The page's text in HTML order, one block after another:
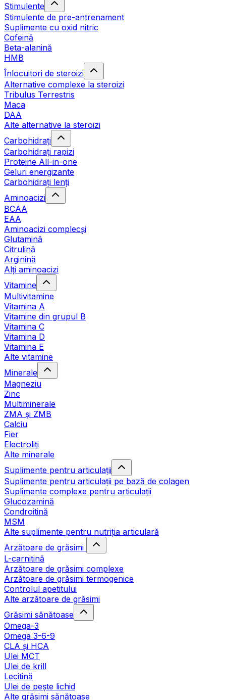
Stimulente
Stimulente de pre-antrenament
Suplimente cu oxid nitric
Cofeină
Beta-alanină
HMB
Înlocuitori de steroizi
Alternative complexe la steroizi
Tribulus Terrestris
Maca
DAA
Alte alternative la steroizi
Carbohidrați
Carbohidrați rapizi
Proteine All-in-one
Geluri energizante
Carbohidrați lenți
Aminoacizi
BCAA
EAA
Aminoacizi complecși
Glutamină
Citrulină
Arginină
Alți aminoacizi
Vitamine
Multivitamine
Vitamina A
Vitamine din grupul B
Vitamina C
Vitamina D
Vitamina E
Alte vitamine
Minerale
Magneziu
Zinc
Multiminerale
ZMA și ZMB
Calciu
Fier
Electroliți
Alte minerale
Suplimente pentru articulații
Suplimente pentru articulații pe bază de colagen
Suplimente complexe pentru articulații
Glucozamină
Condroitină
MSM
Alte suplimente pentru nutriția articulară
Arzătoare de grăsimi
L-carnitină
Arzătoare de grăsimi complexe
Arzătoare de grăsimi termogenice
Controlul apetitului
Alte arzătoare de grăsimi
Grăsimi sănătoase
Omega-3
Omega 3-6-9
CLA şi HCA
Ulei MCT
Ulei de krill
Lecitină
Ulei de pește lichid
Alte grăsimi sănătoase